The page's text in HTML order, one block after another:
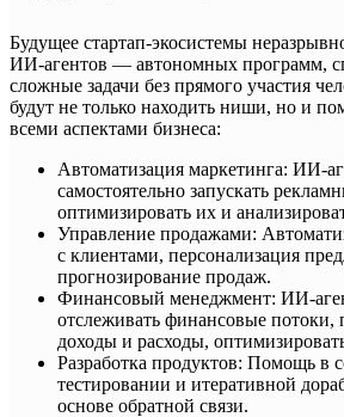
Будущее стартап-экосистемы
ИИ-агентов — автономных программ,
сложные задачи без прямого участия
будут не только находить ниши, но и
всеми аспектами бизнеса:
Автоматизация маркетинга: ИИ-
самостоятельно запускать
оптимизировать их и
Управление продажами:
с клиентами, персонализация
прогнозирование продаж.
Финансовый менеджмент: ИИ-
отслеживать финансовые потоки,
доходы и расходы,
Разработка продуктов: Помощь в
тестировании и итеративной
основе обратной связи.